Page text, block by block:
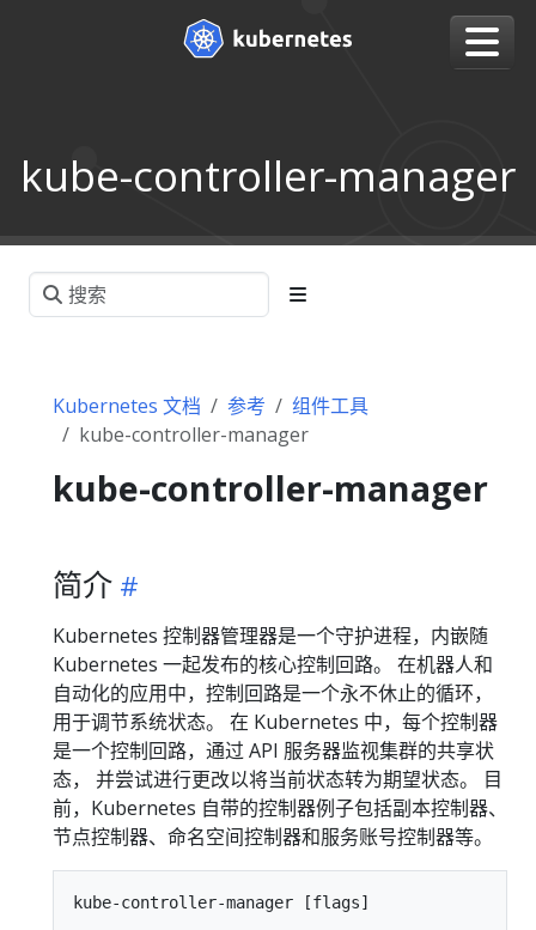
kube-controller-manager
Kubernetes 文档 参考
组件工具
kube-controller-manager
kube-controller-manager
简介
Kubernetes 控制器管理器是一个守护进程，内嵌随
Kubernetes 一起发布的核心控制回路。 在机器人和
自动化的应用中，控制回路是一个永不休止的循环，
用于调节系统状态。 在 Kubernetes 中，每个控制器
是一个控制回路，通过 API 服务器监视集群的共享状
态， 并尝试进行更改以将当前状态转为期望状态。 目
前，Kubernetes 自带的控制器例子包括副本控制器、
节点控制器、命名空间控制器和服务账号控制器等。